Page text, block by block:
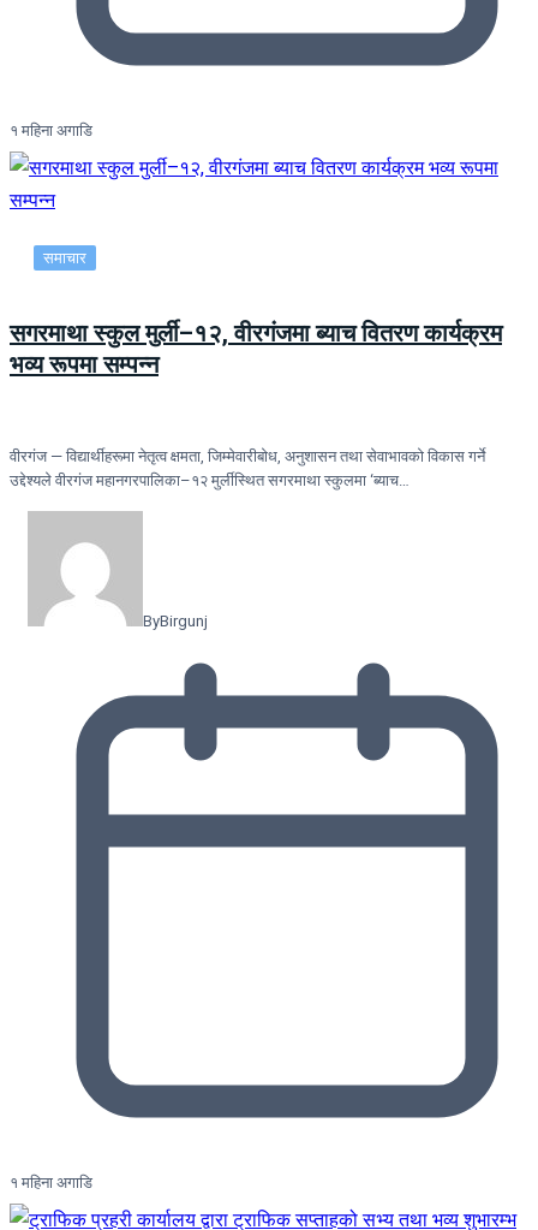
१ महिना अगाडि
समाचार
सगरमाथा स्कुल मुर्ली–१२, वीरगंजमा ब्याच वितरण कार्यक्रम
भव्य रूपमा सम्पन्न
वीरगंज — विद्यार्थीहरूमा नेतृत्व क्षमता, जिम्मेवारीबोध, अनुशासन तथा सेवाभावको विकास गर्ने
उद्देश्यले वीरगंज महानगरपालिका–१२ मुर्लीस्थित सगरमाथा स्कुलमा ‘ब्याच…
ByBirgunj
१ महिना अगाडि